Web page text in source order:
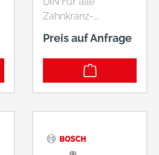
Zahnkranz-
Preis auf Anfrage